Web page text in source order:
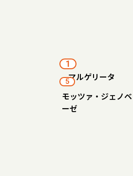
1
マルゲリータ
5
モッツァ・ジェノベ
ーゼ